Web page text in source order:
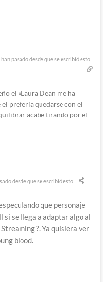
han pasado desde que se escribió esto
el «Laura Dean me ha
prefería quedarse con el
acabe tirando por el
desde que se escribió esto
que personaje
se llega a adaptar algo al
?. Ya quisiera ver
blood.